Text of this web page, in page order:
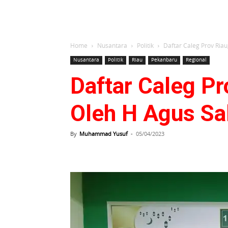
Home Nusantara Politik Daftar Caleg Prov
Nusantara Politik Riau Pekanbaru Regional
Daftar Caleg
Oleh H Agus
By Muhammad Yusuf - 05/04/2023